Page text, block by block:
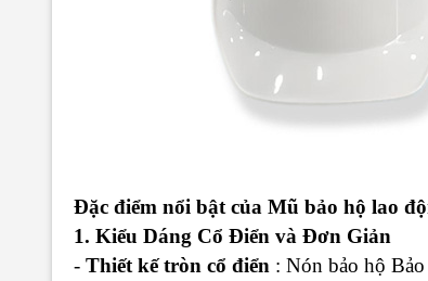
Đặc điểm nổi bật của Mũ bảo hộ lao
1. Kiểu Dáng Cổ Điển và Đơn Giản
- Thiết kế tròn cổ điển : Nón bảo hộ